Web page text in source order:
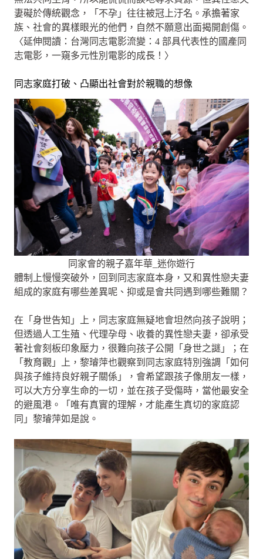
妻礙於傳統觀念，「不孕」往往被冠上汙名。承擔著家
族、社會的異樣眼光的他們，自然不願意出面揭開創傷。
〈延伸閱讀：台灣同志電影流變：4 部具代表性的國產同
志電影，一窺多元性別電影的成長！〉
同志家庭打破、凸顯出社會對於親職的想像
同家會的親子嘉年華_迷你遊行
體制上慢慢突破外，回到同志家庭本身，又和異性戀夫妻
組成的家庭有哪些差異呢、抑或是會共同遇到哪些難關？
在「身世告知」上，同志家庭無疑地會坦然向孩子說明；
但透過人工生殖、代理孕母、收養的異性戀夫妻，卻承受
著社會刻板印象壓力，很難向孩子公開「身世之謎」；在
「教育觀」上，黎璿萍也觀察到同志家庭特別強調「如何
與孩子維持良好親子關係」，會希望跟孩子像朋友一樣，
可以大方分享生命的一切，並在孩子受傷時，當他最安全
的避風港。「唯有真實的理解，才能產生真切的家庭認
同」黎璿萍如是說。